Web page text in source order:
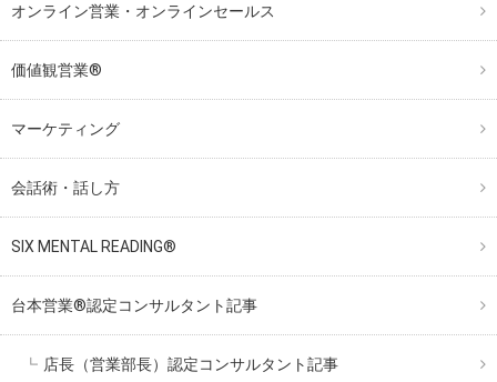
オンライン営業・オンラインセールス
価値観営業®︎
マーケティング
会話術・話し方
SIX MENTAL READING®︎
台本営業®︎認定コンサルタント記事
店長（営業部長）認定コンサルタント記事